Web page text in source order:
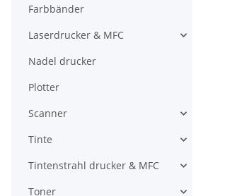
Farbbänder
Laserdrucker & MFC
Nadel drucker
Plotter
Scanner
Tinte
Tintenstrahl drucker & MFC
Toner